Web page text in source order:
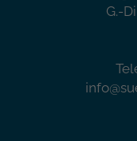
G.-